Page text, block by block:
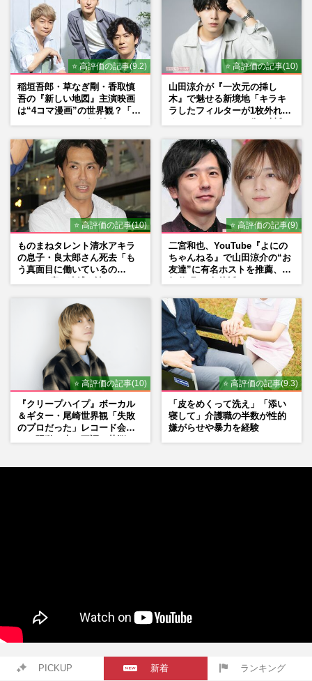
⭐ 高評価の記事(9.2)
稲垣吾郎・草なぎ剛・香取慎
吾の『新しい地図』主演映画
は“4コマ漫画”の世界観？「フ
も
⭐ 高評価の記事(10)
山田涼介が『一次元の挿し
木』で魅せる新境地「キラキ
ラしたフィルターが1枚外れて
⭐ 高評価の記事(10)
ものまねタレント清水アキラ
の息子・良太郎さん死去「も
う真面目に働いているの
⭐ 高評価の記事(9)
二宮和也、YouTube『よにの
ちゃんねる』で山田涼介の“お
友達”に有名ホストを推薦、歌
⭐ 高評価の記事(10)
『クリープハイプ』ボーカル
＆ギター・尾崎世界観「失敗
のプロだった」レコード会社
⭐ 高評価の記事(9.3)
「皮をめくって洗え」「添い
寝して」介護職の半数が性的
嫌がらせや暴力を経験
PICKUP 新着 ランキング